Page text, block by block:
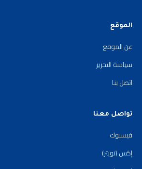
الموقع
عن الموقع
سياسة التحرير
اتصل بنا
تواصل معنا
فيسبوك
إكس (تويتر)